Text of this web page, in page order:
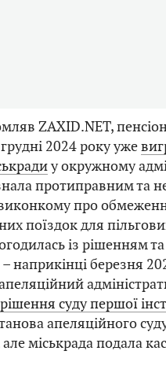
ZAXID.NET,
2024 року уже
у окружному
протиправним та
про
поїздок для
із рішенням
наприкінці березня
суду першої
апеляційного
міськрада подала